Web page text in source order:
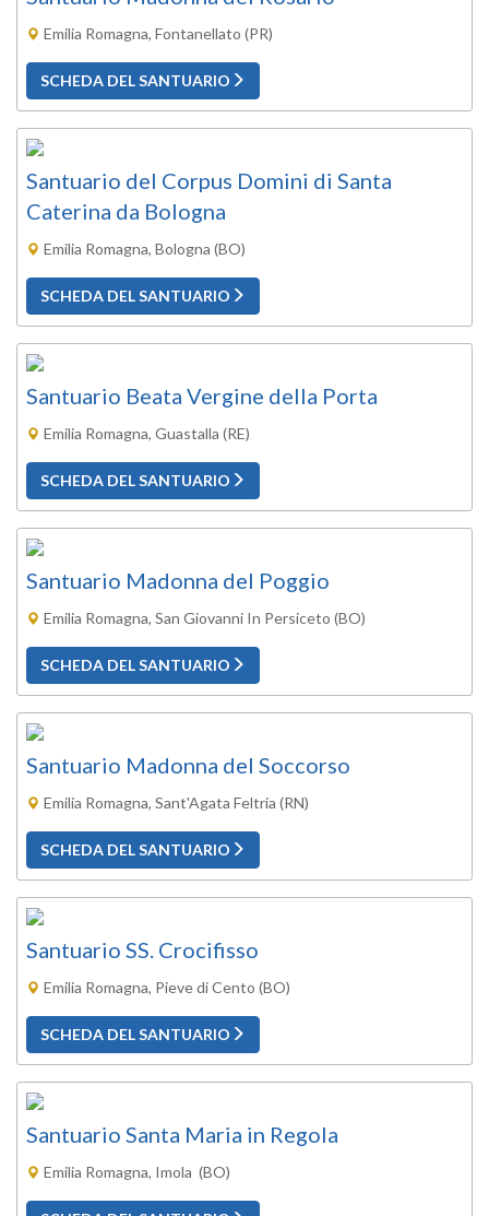
Emilia Romagna, Fontanellato (PR)
SCHEDA DEL SANTUARIO
Santuario del Corpus Domini di Santa
Caterina da Bologna
Emilia Romagna, Bologna (BO)
SCHEDA DEL SANTUARIO
Santuario Beata Vergine della Porta
Emilia Romagna, Guastalla (RE)
SCHEDA DEL SANTUARIO
Santuario Madonna del Poggio
Emilia Romagna, San Giovanni In Persiceto (BO)
SCHEDA DEL SANTUARIO
Santuario Madonna del Soccorso
Emilia Romagna, Sant'Agata Feltria (RN)
SCHEDA DEL SANTUARIO
Santuario SS. Crocifisso
Emilia Romagna, Pieve di Cento (BO)
SCHEDA DEL SANTUARIO
Santuario Santa Maria in Regola
Emilia Romagna, Imola (BO)